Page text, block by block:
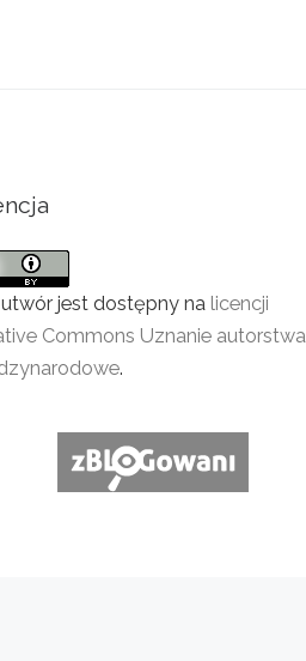
utwór jest dostępny na licencji
Commons Uznanie
.